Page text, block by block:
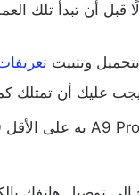
قبل أن تبدأ تلك
وتثبيت
يجب عليك أن تمتلك